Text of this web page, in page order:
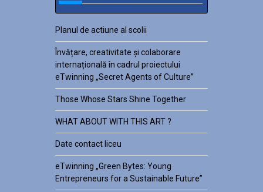
Planul de actiune al scolii
Învățare, creativitate și colaborare
internațională în cadrul proiectului
eTwinning „Secret Agents of Culture”
Those Whose Stars Shine Together
WHAT ABOUT WITH THIS ART ?
Date contact liceu
eTwinning „Green Bytes: Young
Entrepreneurs for a Sustainable Future”